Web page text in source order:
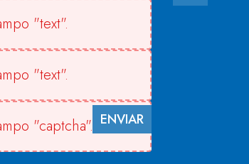
"text".
"text".
"captcha". ENVIAR